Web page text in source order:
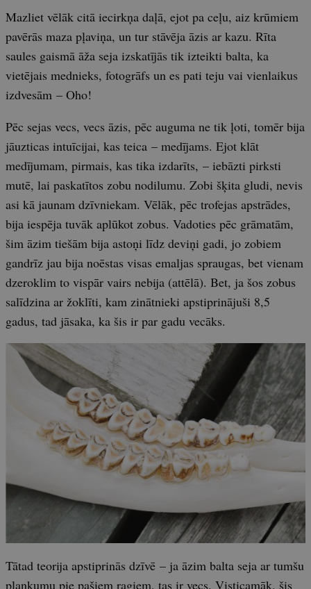
Mazliet vēlāk citā iecirkņa daļā, ejot pa ceļu, aiz krūmiem
pavērās maza pļaviņa, un tur stāvēja āzis ar kazu. Rīta
saules gaismā āža seja izskatījās tik izteikti balta, ka
vietējais mednieks, fotogrāfs un es pati teju vai vienlaikus
izdvesām – Oho!
Pēc sejas vecs, vecs āzis, pēc auguma ne tik ļoti, tomēr bija
jāuzticas intuīcijai, kas teica – medījams. Ejot klāt
medījumam, pirmais, kas tika izdarīts, – iebāzti pirksti
mutē, lai paskatītos zobu nodilumu. Zobi šķita gludi, nevis
asi kā jaunam dzīvniekam. Vēlāk, pēc trofejas apstrādes,
bija iespēja tuvāk aplūkot zobus. Vadoties pēc grāmatām,
šim āzim tiešām bija astoņi līdz deviņi gadi, jo zobiem
gandrīz jau bija noēstas visas emaljas spraugas, bet vienam
dzeroklim to vispār vairs nebija (attēlā). Bet, ja šos zobus
salīdzina ar žoklīti, kam zinātnieki apstiprinājuši 8,5
gadus, tad jāsaka, ka šis ir par gadu vecāks.
Tātad teorija apstiprinās dzīvē – ja āzim balta seja ar tumšu
plankumu pie pašiem ragiem, tas ir vecs. Visticamāk, šis